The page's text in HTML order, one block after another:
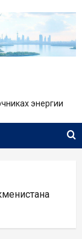
энергии